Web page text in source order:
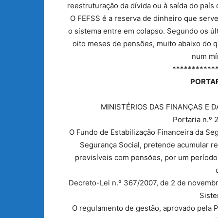
reestruturação da dívida ou à saída do país
O FEFSS é a reserva de dinheiro que
o sistema entre em colapso. Segundo os
oito meses de pensões, muito abaixo do
num
MINISTÉRIOS DAS FINANÇAS E
Portaria n.º
O Fundo de Estabilização Financeira da
Segurança Social, pretende acumular
previsíveis com pensões, por um
Decreto-Lei n.º 367/2007, de 2 de
O regulamento de gestão, aprovado pela